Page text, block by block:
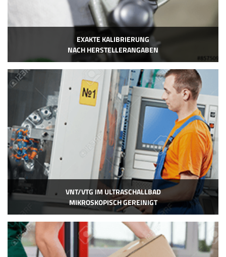
EXAKTE KALIBRIERUNG
NACH HERSTELLERANGABEN
VNT/VTG IM ULTRASCHALLBAD
MIKROSKOPISCH GEREINIGT